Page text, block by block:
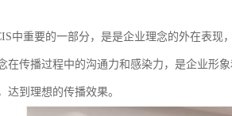
中重要的一部分，是是企业理念的外在表
在传播过程中的沟通力和感染力，是企业形
达到理想的传播效果。